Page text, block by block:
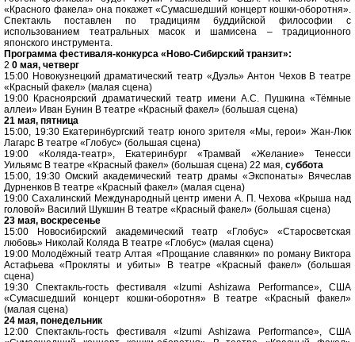
«Красного факела» она покажет «Сумасшедший концерт кошки-оборотня».
Спектакль поставлен по традициям буддийской философии с
использованием театральных масок и шамисена – традиционного
японского инструмента.
Программа фестиваля-конкурса «Ново-Сибирский транзит»:
2 0 мая, четверг
15:00 Новокузнецкий драматический театр «Дуэль» Антон Чехов В театре
«Красный факел» (малая сцена)
19:00 Красноярский драматический театр имени А.С. Пушкина «Тёмные
аллеи» Иван Бунин В театре «Красный факел» (большая сцена)
21 мая, пятница
15:00, 19:30 Екатеринбургский театр юного зрителя «Мы, герои» Жан-Люк
Лагарс В театре «Глобус» (большая сцена)
19:00 «Коляда-театр», Екатеринбург «Трамвай «Желание» Тенесси
Уильямс В театре «Красный факел» (большая сцена) 22 мая, суббота
15:00, 19:30 Омский академический театр драмы «Экспонаты» Вячеслав
Дурненков В театре «Красный факел» (малая сцена)
19:00 Сахалинский Международный центр имени А. П. Чехова «Крыша над
головой» Василий Шукшин В театре «Красный факел» (большая сцена)
23 мая, воскресенье
15:00 Новосибирский академический театр «Глобус» «Старосветская
любовь» Николай Коляда В театре «Глобус» (малая сцена)
19:00 Молодёжный театр Алтая «Прощание славянки» по роману Виктора
Астафьева «Прокляты и убиты» В театре «Красный факел» (большая
сцена)
19:30 Спектакль-гость фестиваля «Izumi Ashizawa Performance», США
«Сумасшедший концерт кошки-оборотня» В театре «Красный факел»
(малая сцена)
24 мая, понедельник
12:00 Спектакль-гость фестиваля «Izumi Ashizawa Performance», США